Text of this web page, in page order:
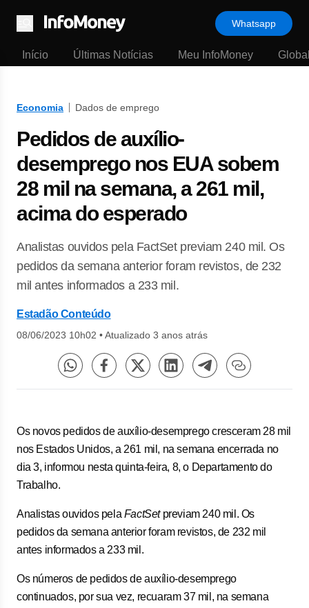
Menu
Whatsapp
Início Últimas Notícias Meu InfoMoney
Economia Dados de emprego
Pedidos de auxílio-
desemprego nos EUA sobem
28 mil na semana, a 261 mil,
acima do esperado
Analistas ouvidos pela FactSet previam 240 mil. Os
pedidos da semana anterior foram revistos, de 232
mil antes informados a 233 mil.
Estadão Conteúdo
08/06/2023 10h02 •Atualizado 3 anos atrás
Os novos pedidos de auxílio-desemprego cresceram 28 mil
nos Estados Unidos, a 261 mil, na semana encerrada no
dia 3, informou nesta quinta-feira, 8, o Departamento do
Trabalho.
Analistas ouvidos pela FactSetpreviam 240 mil. Os
pedidos da semana anterior foram revistos, de 232 mil
antes informados a 233 mil.
Os números de pedidos de auxílio-desemprego
continuados, por sua vez, recuaram 37 mil, na semana